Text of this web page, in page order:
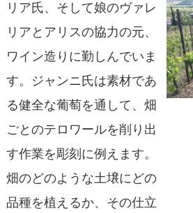
リア氏、そして娘のヴァレ
リアとアリスの協力の元、
ワイン造りに勤しんでいま
す。ジャンニ氏は素材であ
る健全な葡萄を通して、畑
ごとのテロワールを削り出
す作業を彫刻に例えます。
畑のどのような土壌にどの
品種を植えるか、その仕立